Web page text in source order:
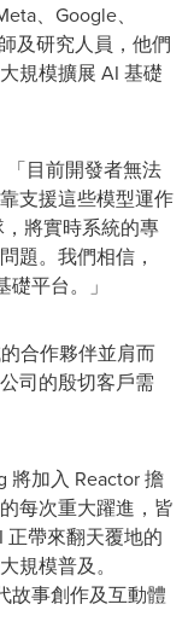
、Google、
及研究人員，他們
規模擴展 AI 基礎
「目前開發者無法
支援這些模型運作
將實時系統的專
題。我們相信，
平台。」
合作夥伴並肩而
司的殷切客戶需
將加入 Reactor 擔
每次重大躍進，皆
正帶來翻天覆地的
規模普及。
故事創作及互動體